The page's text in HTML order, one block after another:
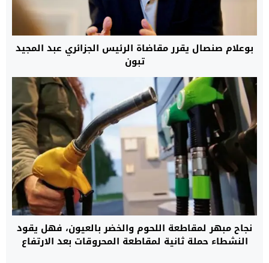
بوعلام صنصال يقرر مقاضاة الرئيس الجزائري عبد المجيد
تبون
نجاح مبهر لمقاطعة اللحوم والخضر بالعيون، فهل يقود
النشطاء حملة ثانية لمقاطعة المحروقات بعد الارتفاع